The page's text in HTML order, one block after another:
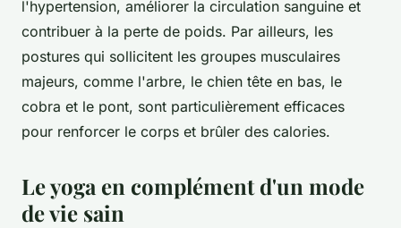
l'hypertension, améliorer la circulation sanguine et
contribuer à la perte de poids. Par ailleurs, les
postures qui sollicitent les groupes musculaires
majeurs, comme l'arbre, le chien tête en bas, le
cobra et le pont, sont particulièrement efficaces
pour renforcer le corps et brûler des calories.
Le yoga en complément d'un mode
de vie sain